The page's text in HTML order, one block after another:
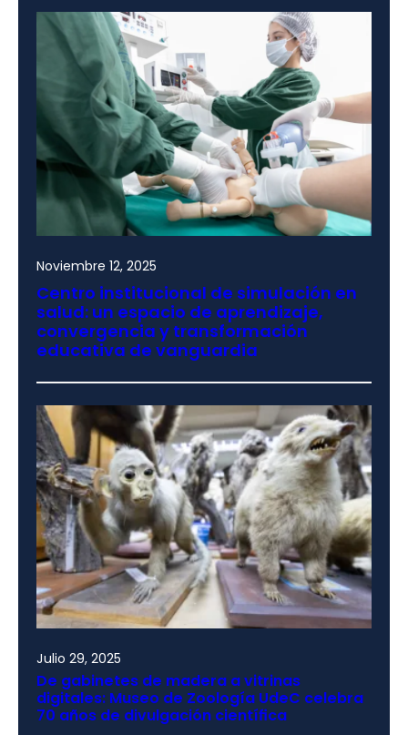
Noviembre 12, 2025
Centro institucional de simulación en
salud: un espacio de aprendizaje,
convergencia y transformación
educativa de vanguardia
Julio 29, 2025
De gabinetes de madera a vitrinas
digitales: Museo de Zoología UdeC celebra
70 años de divulgación científica